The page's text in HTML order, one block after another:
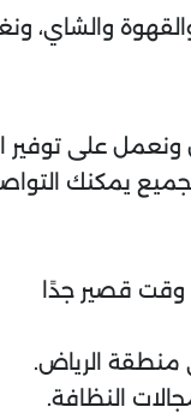
والشاي،
على توفير
يمكنك
وقت قصير جدًا
منطقة الرياض.
النظافة.